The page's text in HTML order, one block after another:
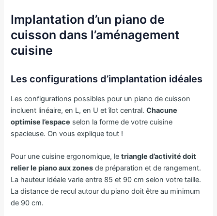
Implantation d’un piano de
cuisson dans l’aménagement
cuisine
Les configurations d’implantation idéales
Les configurations possibles pour un piano de cuisson
incluent linéaire, en L, en U et îlot central.Chacune
optimise l’espace selon la forme de votre cuisine
spacieuse. On vous explique tout !
Pour une cuisine ergonomique, letriangle d’activité doit
relier le piano aux zones de préparation et de rangement.
La hauteur idéale varie entre 85 et 90 cm selon votre taille.
La distance de recul autour du piano doit être au minimum
de 90 cm.